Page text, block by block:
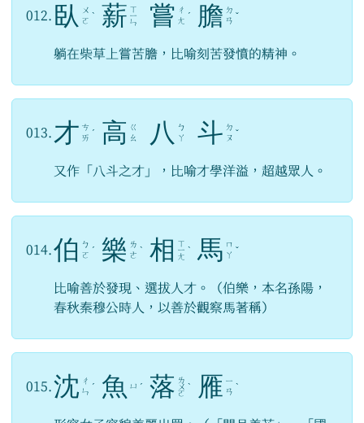
012. 臥
ㄨ
ㄛ ˋ 薪 ㄒ
ㄧ
ㄣ 嘗 ㄔ
ㄤ ˊ 膽 ㄉ
ㄢ ˇ
躺在柴草上嘗苦膽，比喻刻苦發憤的精神。
013. 才 ㄘ
ㄞ ˊ 高 ㄍ
ㄠ
八
ㄅ
ㄚ
斗 ㄉ
ㄡ ˇ
又作「八斗之才」，比喻才學洋溢，超越眾人。
014. 伯 ㄅ
ㄛ ˊ 樂 ㄌ
ㄜ ˋ 相 ㄒ
ㄧ
ㄤ
ˋ 馬 ㄇ
ㄚ ˇ
比喻善於發現、選拔人才。（伯樂，本名孫陽，
春秋秦穆公時人，以善於觀察馬著稱）
015. 沈 ㄔ
ㄣ ˊ 魚 ㄩ ˊ 落 ㄌ
ㄨ
ㄛ
ˋ 雁 ㄧ
ㄢ ˋ